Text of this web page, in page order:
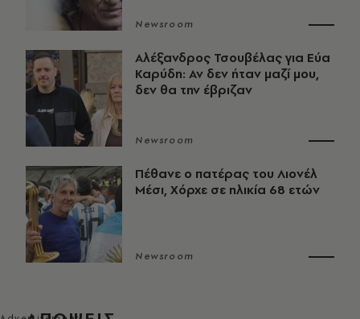
Newsroom
Αλέξανδρος Τσουβέλας για Εύα
Καρύδη: Αν δεν ήταν μαζί μου,
δεν θα την έβριζαν
Newsroom
Πέθανε ο πατέρας του Λιονέλ
Μέσι, Χόρχε σε ηλικία 68 ετών
Newsroom